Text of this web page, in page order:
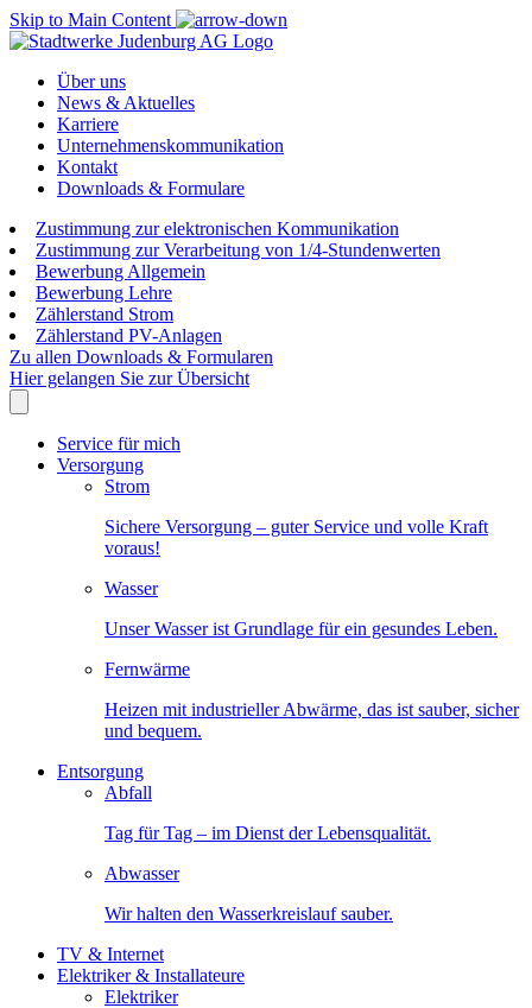
Skip to Main Content
Über uns
News & Aktuelles
Karriere
Unternehmenskommunikation
Kontakt
Downloads & Formulare
Zustimmung zur elektronischen Kommunikation
Zustimmung zur Verarbeitung von 1/4-Stundenwerten
Bewerbung Allgemein
Bewerbung Lehre
Zählerstand Strom
Zählerstand PV-Anlagen
Zu allen Downloads & Formularen
Hier gelangen Sie zur Übersicht
Service für mich
Versorgung
Strom
Sichere Versorgung – guter Service und volle Kraft
voraus!
Wasser
Unser Wasser ist Grundlage für ein gesundes Leben.
Fernwärme
Heizen mit industrieller Abwärme, das ist sauber, sicher
und bequem.
Entsorgung
Abfall
Tag für Tag – im Dienst der Lebensqualität.
Abwasser
Wir halten den Wasserkreislauf sauber.
TV & Internet
Elektriker & Installateure
Elektriker